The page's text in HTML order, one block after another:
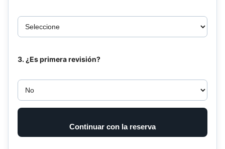
3. ¿Es primera revisión?
Continuar con la reserva